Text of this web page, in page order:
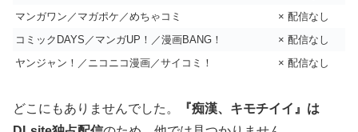
マンガワン／マガポケ／めちゃコミ
× 配信なし
コミックDAYS／マンガUP！／漫画BANG！
× 配信なし
ヤンジャン！／ニコニコ漫画／サイコミ！
× 配信なし
どこにもありませんでした。
『痴漢、キモチイイ』は